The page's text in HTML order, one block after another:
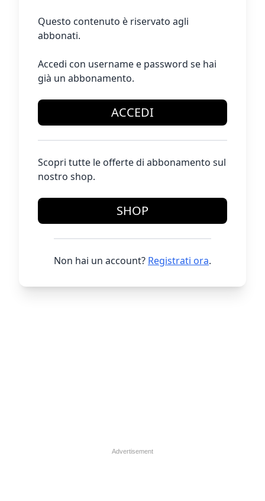
Questo contenuto è riservato agli
abbonati.
Accedi con username e password se hai
già un abbonamento.
ACCEDI
Scopri tutte le offerte di abbonamento sul
nostro shop.
SHOP
Non hai un account? Registrati ora.